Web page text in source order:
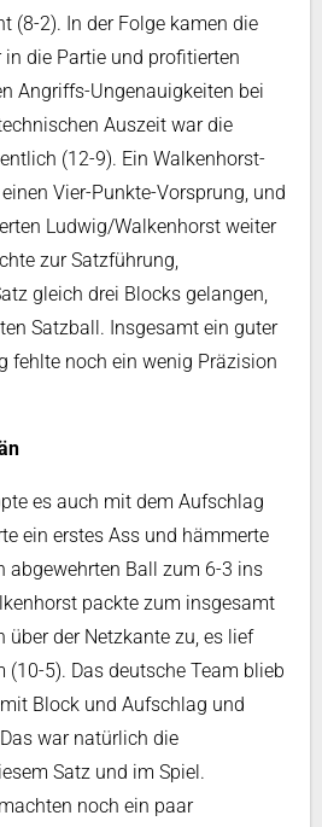
(8-2). In der Folge kamen die
die Partie und profitierten
Angriffs-Ungenauigkeiten bei
Auszeit war die
(12-9). Ein Walkenhorst-
Vier-Punkte-Vorsprung, und
Ludwig/Walkenhorst weiter
zur Satzführung,
gleich drei Blocks gelangen,
Satzball. Insgesamt ein guter
fehlte noch ein wenig Präzision
es auch mit dem Aufschlag
ein erstes Ass und hämmerte
abgewehrten Ball zum 6-3 ins
packte zum insgesamt
über der Netzkante zu, es lief
(10-5). Das deutsche Team blieb
Block und Aufschlag und
war natürlich die
Satz und im Spiel.
noch ein paar